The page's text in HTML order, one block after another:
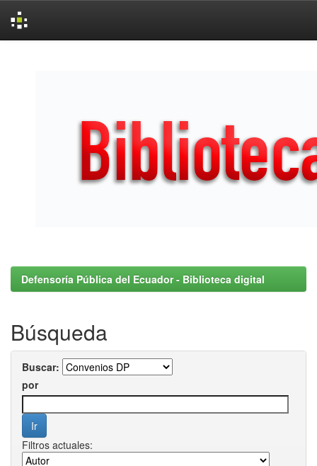
Defensoría Pública del Ecuador - Biblioteca digital
Búsqueda
Buscar:
por
Filtros actuales: